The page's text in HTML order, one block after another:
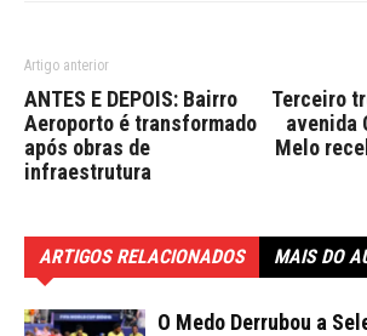
Artigo anterior
ANTES E DEPOIS: Bairro
Aeroporto é transformado
após obras de
infraestrutura
Terceiro
avenida
Melo
ARTIGOS RELACIONADOS MAIS DO
O Medo Derrubou a